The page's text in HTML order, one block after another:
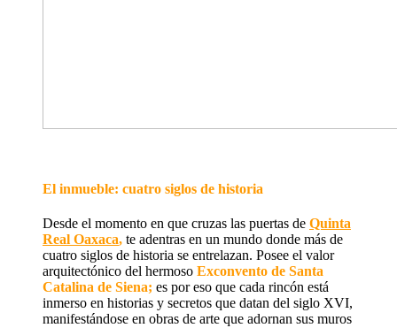
El inmueble: cuatro siglos de historia
Desde el momento en que cruzas las puertas de Quinta
Real Oaxaca, te adentras en un mundo donde más de
cuatro siglos de historia se entrelazan. Posee el valor
arquitectónico del hermoso Exconvento de Santa
Catalina de Siena; es por eso que cada rincón está
inmerso en historias y secretos que datan del siglo XVI,
manifestándose en obras de arte que adornan sus muros